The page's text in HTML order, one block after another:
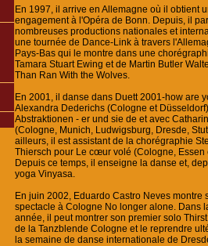
En 1997, il arrive en Allemagne où il obtient
engagement à l'Opéra de Bonn. Depuis, il
nombreuses productions nationales et
une tournée de Dance-Link à travers
Pays-Bas qui le montre dans une
Tamara Stuart Ewing et de Martin Butler
Than Ran With the Wolves.
En 2001, il danse dans Duett 2001-how are
Alexandra Dederichs (Cologne et
Abstraktionen - er und sie de et avec
(Cologne, Munich, Ludwigsburg, Dresde,
ailleurs, il est assistant de la chorégraphie
Thiersch pour Le cœur volé (Cologne, Essen
Depuis ce temps, il enseigne la danse et,
yoga Vinyasa.
En juin 2002, Eduardo Castro Neves montre
spectacle à Cologne No longer alone. Dans
année, il peut montrer son premier solo
de la Tanzblende Cologne et le reprendre
la semaine de danse internationale de